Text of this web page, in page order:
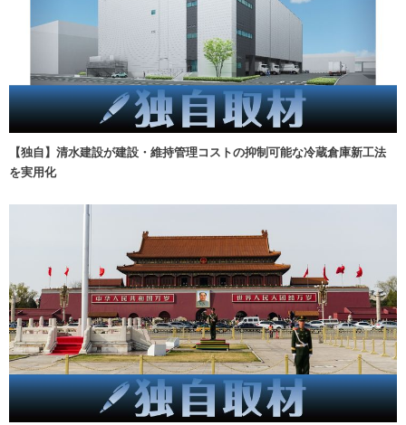
【独自】清水建設が建設・維持管理コストの抑制可能な冷蔵倉庫新工法
を実用化